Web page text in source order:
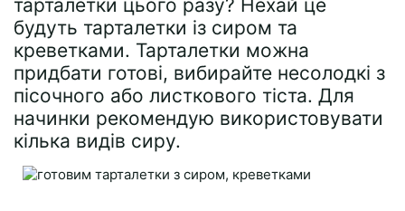
тарталетки цього разу? Нехай це
будуть тарталетки із сиром та
креветками. Тарталетки можна
придбати готові, вибирайте несолодкі з
пісочного або листкового тіста. Для
начинки рекомендую використовувати
кілька видів сиру.